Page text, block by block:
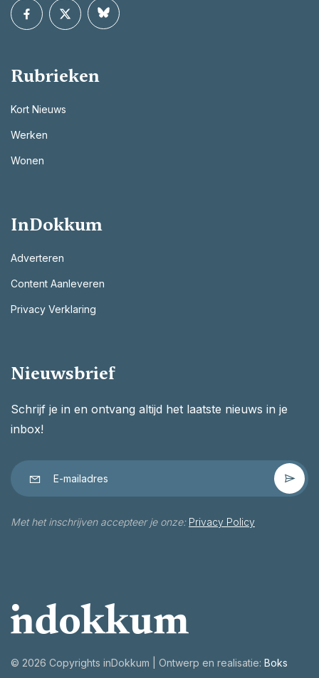
Rubrieken
Kort Nieuws
Werken
Wonen
InDokkum
Adverteren
Content Aanleveren
Privacy Verklaring
Nieuwsbrief
Schrijf je in en ontvang altijd het laatste nieuws in je
inbox!
Met het inschrijven accepteer je onze: Privacy Policy
© 2026 Copyrights inDokkum | Ontwerp en realisatie: Boks